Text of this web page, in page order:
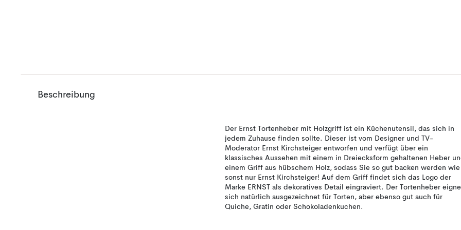
Beschreibung
Der Ernst Tortenheber mit Holzgriff ist ein Küchenutensil, das sich in
jedem Zuhause finden sollte. Dieser ist vom Designer und TV-
Moderator Ernst Kirchsteiger entworfen und verfügt über ein
klassisches Aussehen mit einem in Dreiecksform gehaltenen Heber
einem Griff aus hübschem Holz, sodass Sie so gut backen werden wie
sonst nur Ernst Kirchsteiger! Auf dem Griff findet sich das Logo der
Marke ERNST als dekoratives Detail eingraviert. Der Tortenheber
sich natürlich ausgezeichnet für Torten, aber ebenso gut auch für
Quiche, Gratin oder Schokoladenkuchen.